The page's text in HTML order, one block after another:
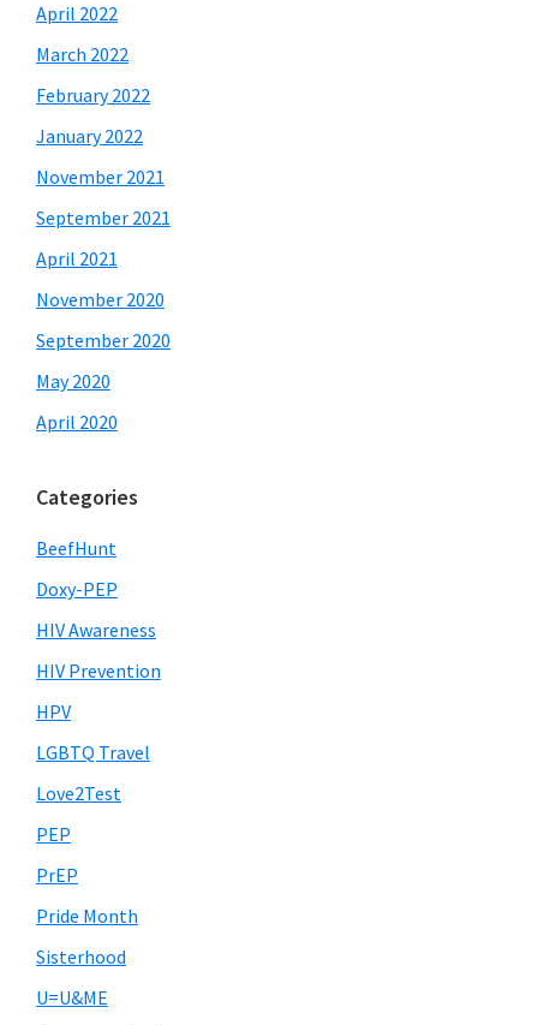
April 2022
March 2022
February 2022
January 2022
November 2021
September 2021
April 2021
November 2020
September 2020
May 2020
April 2020
Categories
BeefHunt
Doxy-PEP
HIV Awareness
HIV Prevention
HPV
LGBTQ Travel
Love2Test
PEP
PrEP
Pride Month
Sisterhood
U=U&ME